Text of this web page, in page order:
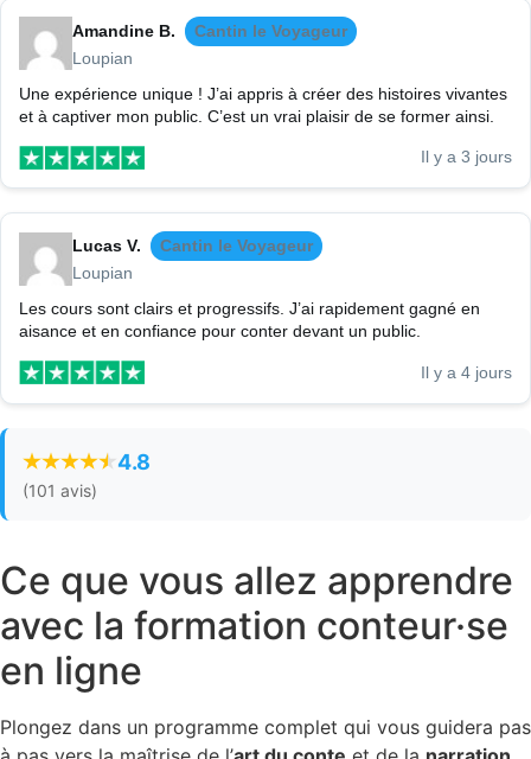
Amandine B.
Cantin le Voyageur
Loupian
Une expérience unique ! J’ai appris à créer des histoires vivantes
et à captiver mon public. C’est un vrai plaisir de se former ainsi.
Il y a 3 jours
Lucas V.
Cantin le Voyageur
Loupian
Les cours sont clairs et progressifs. J’ai rapidement gagné en
aisance et en confiance pour conter devant un public.
Il y a 4 jours
4.8
(101 avis)
Ce que vous allez apprendre
avec la formation conteur·se
en ligne
Plongez dans un programme complet qui vous guidera pas